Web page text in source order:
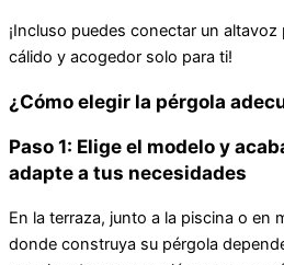
¡Incluso puedes conectar un
cálido y acogedor solo para ti!
¿Cómo elegir la pérgola
Paso 1: Elige el modelo y
adapte a tus necesidades
En la terraza, junto a la piscina o en
donde construya su pérgola